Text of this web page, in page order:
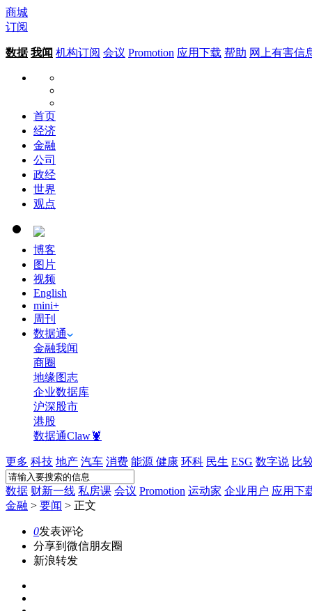
商城
订阅
数据 我闻 机构订阅 会议 Promotion 应用下载 帮助 网上有害信
首页
经济
金融
公司
政经
世界
观点
博客
图片
视频
English
mini+
周刊
数据通
金融我闻
商圈
地缘图志
企业数据库
沪深股市
港股
数据通Claw🦞
更多 科技 地产 汽车 消费 能源 健康 环科 民生 ESG 数字说 比
数据 财新一线 私房课 会议 Promotion 运动家 企业用户 应用下
金融 > 要闻 > 正文
0发表评论
分享到微信朋友圈
新浪转发